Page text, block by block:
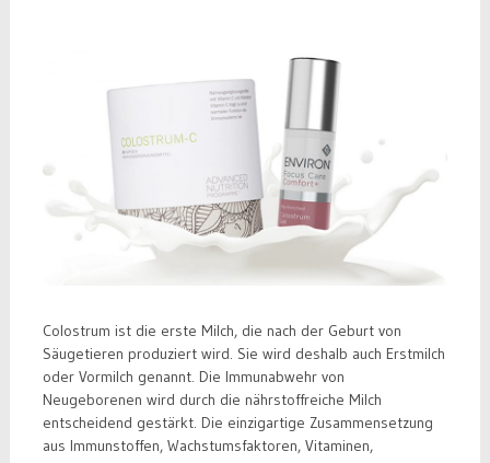
Colostrum ist die erste Milch, die nach der Geburt von
Säugetieren produziert wird. Sie wird deshalb auch Erstmilch
oder Vormilch genannt. Die Immunabwehr von
Neugeborenen wird durch die nährstoffreiche Milch
entscheidend gestärkt. Die einzigartige Zusammensetzung
aus Immunstoffen, Wachstumsfaktoren, Vitaminen,